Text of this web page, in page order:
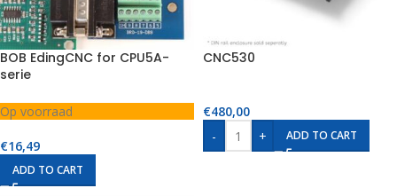
BOB EdingCNC for CPU5A-
serie
Op voorraad
€16,49
ADD TO CART
CNC530
€480,00
-
+ ADD TO CART